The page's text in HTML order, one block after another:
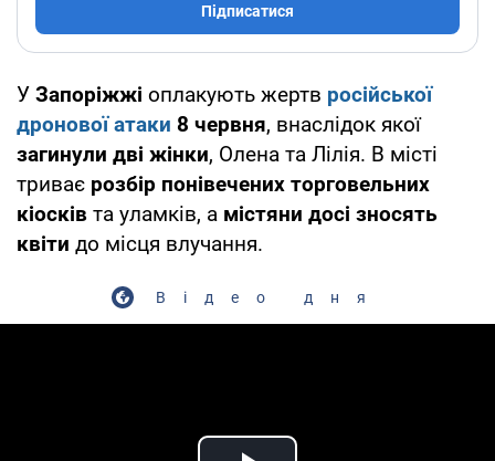
Підписатися
У Запоріжжі оплакують жертв російської
дронової атаки 8 червня, внаслідок якої
загинули дві жінки, Олена та Лілія. В місті
триває розбір понівечених торговельних
кіосків та уламків, а містяни досі зносять
квіти до місця влучання.
Відео дня